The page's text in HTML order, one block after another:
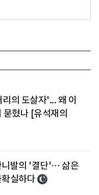
의 도살자'... 왜 이
묻혔나 [유석재의
니발의 '결단'… 삶은
실하다